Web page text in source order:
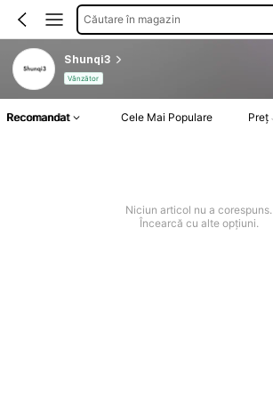
Căutare în magazin
Shunqi3
Vânzător
Recomandat Cele Mai Populare Preț
Niciun articol nu a corespuns.
Încearcă cu alte opțiuni.